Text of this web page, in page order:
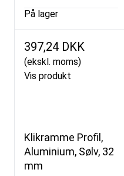
På lager
397,24 DKK
(ekskl. moms)
Vis produkt
Klikramme Profil,
Aluminium, Sølv, 32
mm